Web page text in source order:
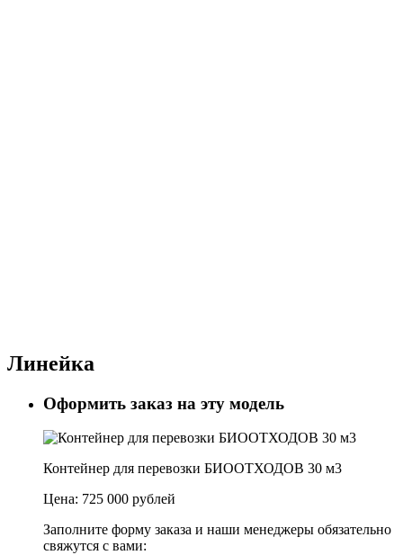
Линейка
Оформить заказ на эту модель
Контейнер для перевозки БИООТХОДОВ 30 м3
Цена: 725 000 рублей
Заполните форму заказа и наши менеджеры обязательно
свяжутся с вами: